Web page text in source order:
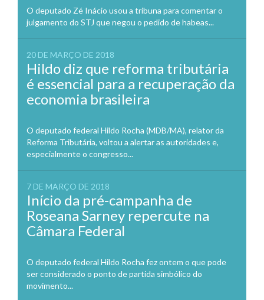
O deputado Zé Inácio usou a tribuna para comentar o
julgamento do STJ que negou o pedido de habeas...
20 DE MARÇO DE 2018
Hildo diz que reforma tributária
é essencial para a recuperação da
economia brasileira
O deputado federal Hildo Rocha (MDB/MA), relator da
Reforma Tributária, voltou a alertar as autoridades e,
especialmente o congresso...
7 DE MARÇO DE 2018
Início da pré-campanha de
Roseana Sarney repercute na
Câmara Federal
O deputado federal Hildo Rocha fez ontem o que pode
ser considerado o ponto de partida simbólico do
movimento...